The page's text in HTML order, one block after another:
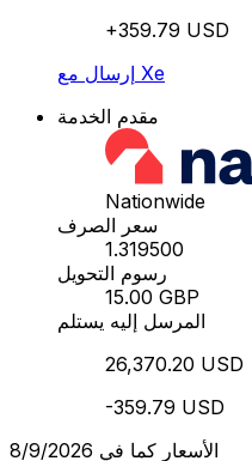
+359.79 USD
إرسال مع Xe
مقدم الخدمة
Nationwide
سعر الصرف
1.319500
رسوم التحويل
15.00 GBP
المرسل إليه يستلم
26,370.20 USD
-359.79 USD
الأسعار كما في 8/9/2026